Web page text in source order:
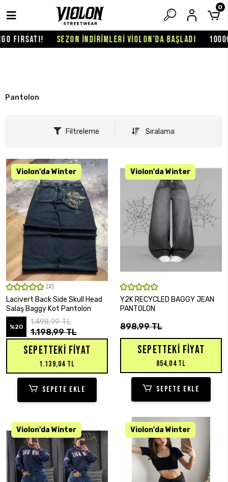
SEZON İNDİRİMLERİ VİOLON'DA BAŞLADI 1000₺ ÜZERİ
0
Pantolon
Filtreleme Sıralama
KARGO BEDAVA
SEPETE EKLE
(2)
Lacivert Back Side Skull Head
Salaş Baggy Kot Pantolon
%20
1.498,99 TL
1.198,99 TL
SEPETTEKI FIYAT
1.139,04 TL
SEPETE EKLE
SEPETE EKLE
Y2K RECYCLED BAGGY JEAN
PANTOLON
898,99 TL
SEPETTEKI FIYAT
854,04 TL
SEPETE EKLE